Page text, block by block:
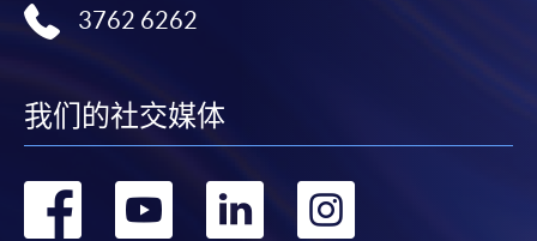
3762 6262
我们的社交媒体
转 转 转 转